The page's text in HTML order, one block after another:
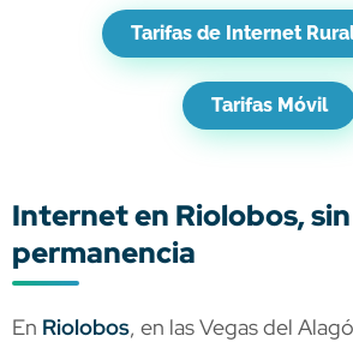
Tarifas de Internet
Tarifas Móvil
Internet en Riolobos, sin
permanencia
En Riolobos, en las Vegas del